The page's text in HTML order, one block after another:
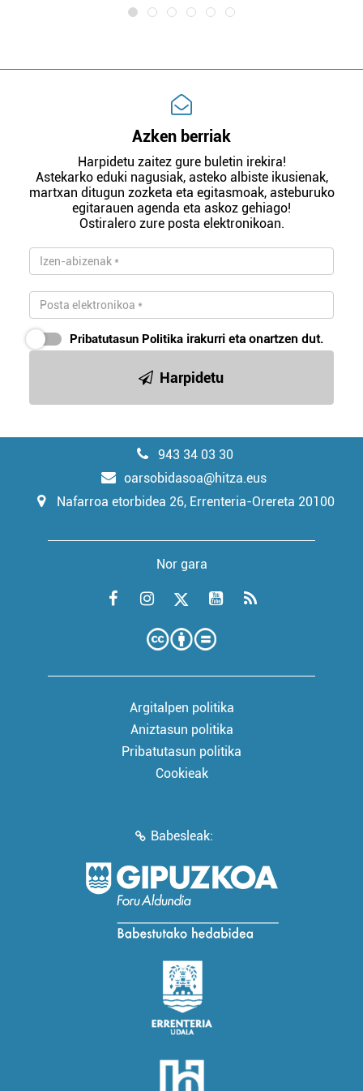
Azken berriak
Harpidetu zaitez gure buletin irekira!
Astekarko eduki nagusiak, asteko albiste ikusienak,
martxan ditugun zozketa eta egitasmoak, asteburuko
egitarauen agenda eta askoz gehiago!
Ostiralero zure posta elektronikoan.
Pribatutasun Politika irakurri eta onartzen dut.
Harpidetu
943 34 03 30
oarsobidasoa@hitza.eus
Nafarroa etorbidea 26, Errenteria-Orereta 20100
Nor gara
Argitalpen politika
Aniztasun politika
Pribatutasun politika
Cookieak
Babesleak: